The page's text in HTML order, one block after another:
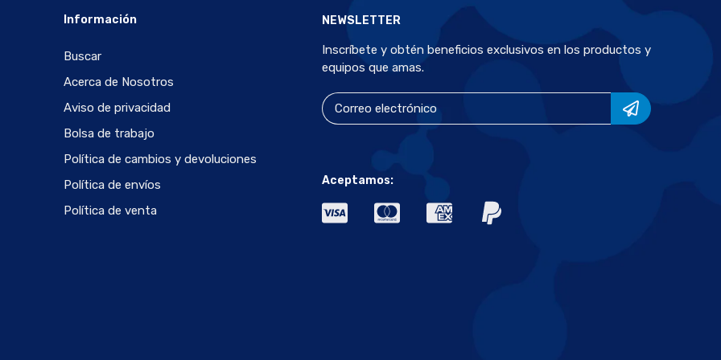
Información
Buscar
Acerca de Nosotros
Aviso de privacidad
Bolsa de trabajo
Política de cambios y devoluciones
Política de envíos
Política de venta
NEWSLETTER
Inscríbete y obtén beneficios exclusivos en los productos y
equipos que amas.
Aceptamos: